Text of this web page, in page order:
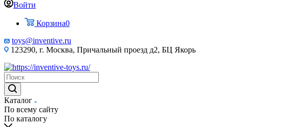
Войти
Корзина0
toys@inventive.ru
123290, г. Москва, Причальный проезд д2, БЦ Якорь
Каталог
По всему сайту
По каталогу